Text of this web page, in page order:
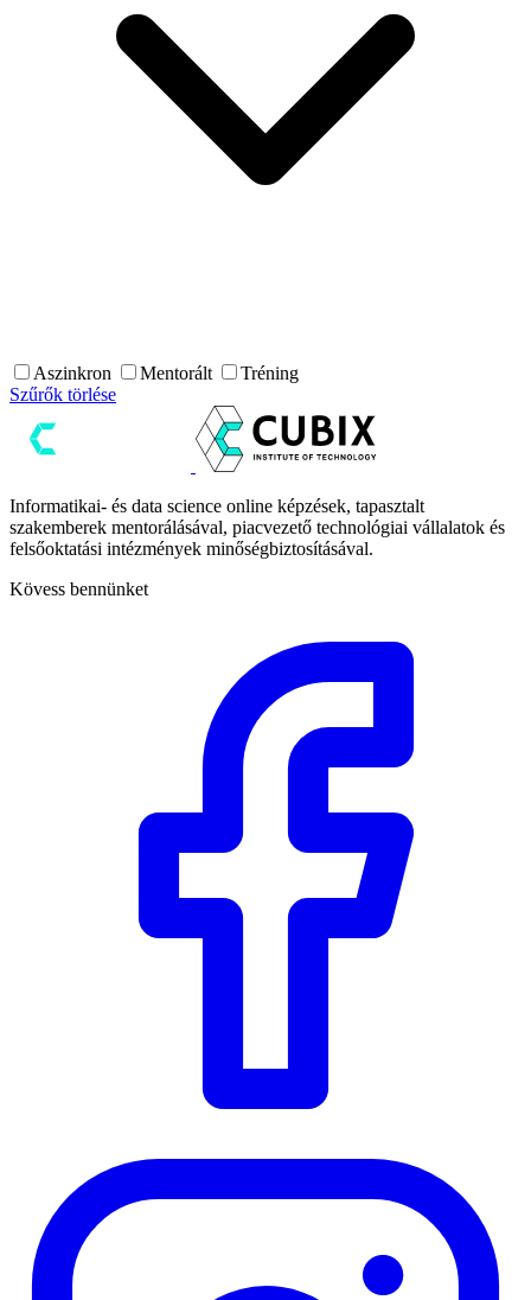
Aszinkron Mentorált
Tréning
Szűrők törlése
Informatikai- és data science online képzések, tapasztalt
szakemberek mentorálásával, piacvezető technológiai vállalatok és
felsőoktatási intézmények minőségbiztosításával.
Kövess bennünket